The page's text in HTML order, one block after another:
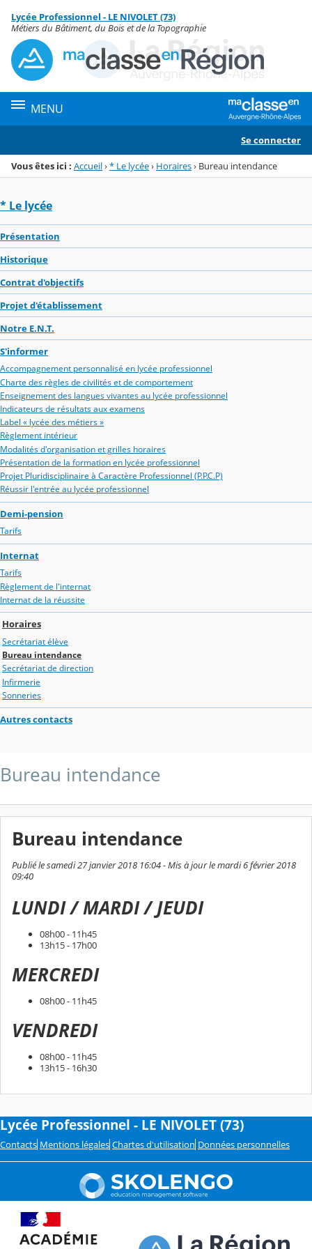
Menu de la rubrique
Contenu
Lycée Professionnel - LE NIVOLET (73)
Métiers du Bâtiment, du Bois et de la Topographie
MENU
Se connecter
Vous êtes ici : Accueil›* Le lycée› Horaires› Bureau intendance
* Le lycée
Présentation
Historique
Contrat d'objectifs
Projet d'établissement
Notre E.N.T.
S'informer
Accompagnement personnalisé en lycée professionnel
Charte des règles de civilités et de comportement
Enseignement des langues vivantes au lycée professionnel
Indicateurs de résultats aux examens
Label « lycée des métiers »
Règlement intérieur
Modalités d'organisation et grilles horaires
Présentation de la formation en lycée professionnel
Projet Pluridisciplinaire à Caractère Professionnel (P.P.C.P)
Réussir l'entrée au lycée professionnel
Demi-pension
Tarifs
Internat
Tarifs
Règlement de l'internat
Internat de la réussite
Horaires
Secrétariat élève
Bureau intendance
Secrétariat de direction
Infirmerie
Sonneries
Autres contacts
Bureau intendance
Bureau intendance
Publié le samedi 27 janvier 2018 16:04 - Mis à jour le mardi 6 février 2018
09:40
LUNDI / MARDI / JEUDI
08h00 - 11h45
13h15 - 17h00
MERCREDI
08h00 - 11h45
VENDREDI
08h00 - 11h45
13h15 - 16h30
Lycée Professionnel - LE NIVOLET (73)
Contacts Mentions légales Chartes d'utilisation Données personnelles